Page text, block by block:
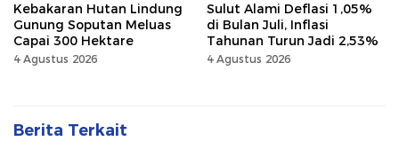
Kebakaran Hutan Lindung
Gunung Soputan Meluas
Capai 300 Hektare
4 Agustus 2026
Sulut Alami Deflasi 1,05%
di Bulan Juli, Inflasi
Tahunan Turun Jadi 2,53%
4 Agustus 2026
Berita Terkait